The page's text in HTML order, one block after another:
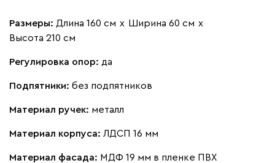
Размеры: Длина 160 см х Ширина 60 см х
Высота 210 см
Регулировка опор: да
Подпятники: без подпятников
Материал ручек: металл
Материал корпуса: ЛДСП 16 мм
Материал фасада: МДФ 19 мм в пленке ПВХ